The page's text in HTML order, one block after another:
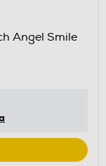
Angel Smile